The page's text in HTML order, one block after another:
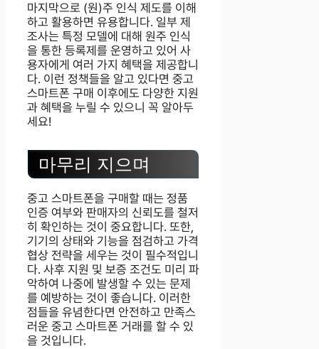
마지막으로 (원)주 인식 제도를 이해
하고 활용하면 유용합니다. 일부 제
조사는 특정 모델에 대해 원주 인식
을 통한 등록제를 운영하고 있어 사
용자에게 여러 가지 혜택을 제공합니
다. 이런 정책들을 알고 있다면 중고
스마트폰 구매 이후에도 다양한 지원
과 혜택을 누릴 수 있으니 꼭 알아두
세요!
마무리 지으며
중고 스마트폰을 구매할 때는 정품
인증 여부와 판매자의 신뢰도를 철저
히 확인하는 것이 중요합니다. 또한,
기기의 상태와 기능을 점검하고 가격
협상 전략을 세우는 것이 필수적입니
다. 사후 지원 및 보증 조건도 미리 파
악하여 나중에 발생할 수 있는 문제
를 예방하는 것이 좋습니다. 이러한
점들을 유념한다면 안전하고 만족스
러운 중고 스마트폰 거래를 할 수 있
을 것입니다.